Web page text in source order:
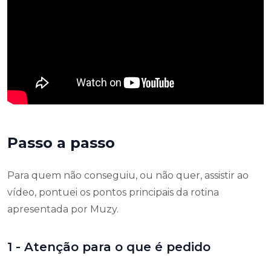
Passo a passo
Para quem não conseguiu, ou não quer, assistir ao
vídeo, pontuei os pontos principais da rotina
apresentada por Muzy.
1 - Atenção para o que é pedido